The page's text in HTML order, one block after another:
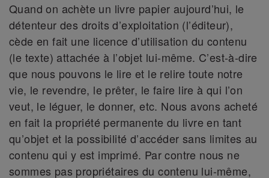
Quand on achète un livre papier aujourd’hui, le
détenteur des droits d’exploitation (l’éditeur),
cède en fait une licence d’utilisation du contenu
(le texte) attachée à l’objet lui-même. C’est-à-dire
que nous pouvons le lire et le relire toute notre
vie, le revendre, le prêter, le faire lire à qui l’on
veut, le léguer, le donner, etc. Nous avons acheté
en fait la propriété permanente du livre en tant
qu’objet et la possibilité d’accéder sans limites au
contenu qui y est imprimé. Par contre nous ne
sommes pas propriétaires du contenu lui-même,